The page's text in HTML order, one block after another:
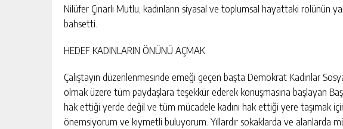
Nilüfer Çınarlı Mutlu, kadınların siyasal ve toplumsal hayattaki rolünün
bahsetti.
HEDEF KADINLARIN ÖNÜNÜ AÇMAK
Çalıştayın düzenlenmesinde emeği geçen başta Demokrat Kadınlar
olmak üzere tüm paydaşlara teşekkür ederek konuşmasına başlayan
hak ettiği yerde değil ve tüm mücadele kadını hak ettiği yere taşımak
önemsiyorum ve kıymetli buluyorum. Yıllardır sokaklarda ve alanlarda